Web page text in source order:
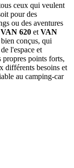
ceux qui veulent
pour des
ou des aventures
VAN 620 et VAN
conçus, qui
l'espace et
propres points forts,
différents besoins et
au camping-car